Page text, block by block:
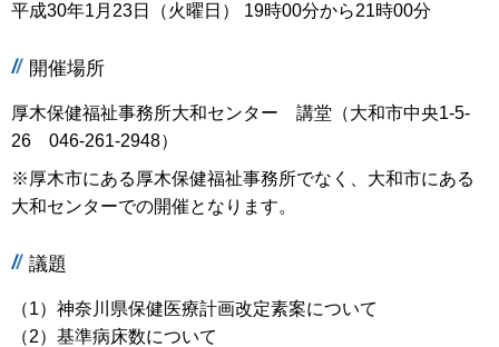
平成30年1月23日（火曜日） 19時00分から21時00分
開催場所
厚木保健福祉事務所大和センター 講堂（大和市中央1-5-
26 046-261-2948）
※厚木市にある厚木保健福祉事務所でなく、大和市にある
大和センターでの開催となります。
議題
（1）神奈川県保健医療計画改定素案について
（2）基準病床数について